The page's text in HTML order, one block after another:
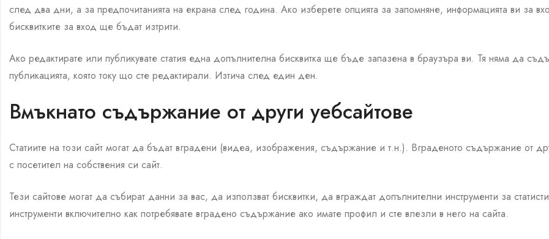
след два дни, а за предпочитанията на екрана след година. Ако изберете опцията за запомняне, информацията ви за
бисквитките за вход ще бъдат изтрити.
Ако редактирате или публикувате статия една допълнителна бисквитка ще бъде запазена в браузъра ви. Тя няма да
публикацията, която току що сте редактирали. Изтича след един ден.
Вмъкнато съдържание от други уебсайтове
Статиите на този сайт могат да бъдат вградени (видеа, изображения, съдържание и т.н.). Вграденото съдържание от
с посетител на собствения си сайт.
Тези сайтове могат да събират данни за вас, да използват бисквитки, да вграждат допълнителни инструменти за
инструменти включително как потребявате вградено съдържание ако имате профил и сте влезли в него на сайта.